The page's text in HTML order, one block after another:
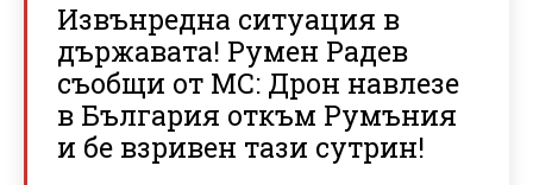
Извънредна ситуация в
държавата! Румен Радев
съобщи от МС: Дрон навлезе
в България откъм Румъния
и бе взривен тази сутрин!